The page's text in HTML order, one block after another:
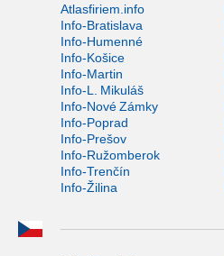
Atlasfiriem.info
Info-Bratislava
Info-Humenné
Info-Košice
Info-Martin
Info-L. Mikuláš
Info-Nové Zámky
Info-Poprad
Info-Prešov
Info-Ružomberok
Info-Trenčín
Info-Žilina